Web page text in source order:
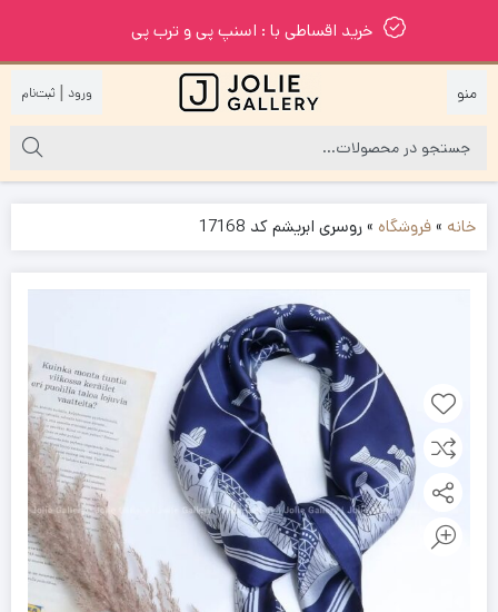
خرید اقساطی با : اسنپ پی و ترب پی
|
خانه »فروشگاه »روسری ابریشم کد 17168